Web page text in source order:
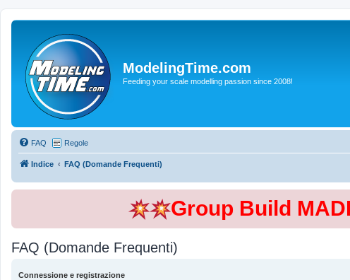
ModelingTime.com
Feeding your scale modelling passion since 2008!
FAQ Regole
Indice FAQ (Domande Frequenti)
Group Build
FAQ (Domande Frequenti)
Connessione e registrazione